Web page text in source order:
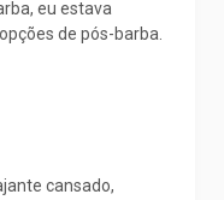
eu estava
de pós-barba.
cansado,